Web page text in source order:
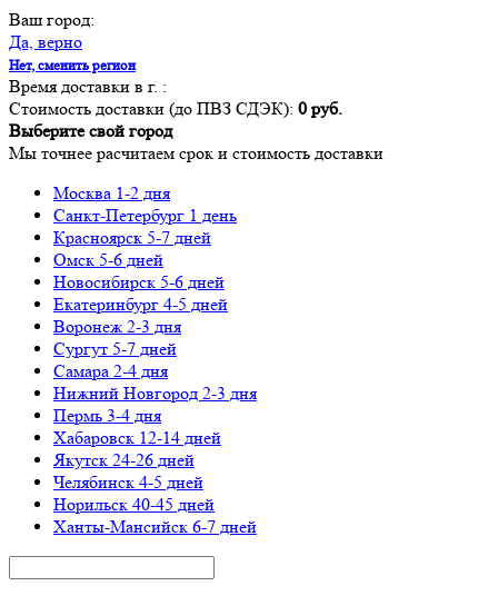
Ваш город:
Да, верно
Нет, сменить регион
Время доставки в г. :
Стоимость доставки (до ПВЗ СДЭК): 0 руб.
Выберите свой город
Мы точнее расчитаем срок и стоимость доставки
Москва 1-2 дня
Санкт-Петербург 1 день
Красноярск 5-7 дней
Омск 5-6 дней
Новосибирск 5-6 дней
Екатеринбург 4-5 дней
Воронеж 2-3 дня
Сургут 5-7 дней
Самара 2-4 дня
Нижний Новгород 2-3 дня
Пермь 3-4 дня
Хабаровск 12-14 дней
Якутск 24-26 дней
Челябинск 4-5 дней
Норильск 40-45 дней
Ханты-Мансийск 6-7 дней